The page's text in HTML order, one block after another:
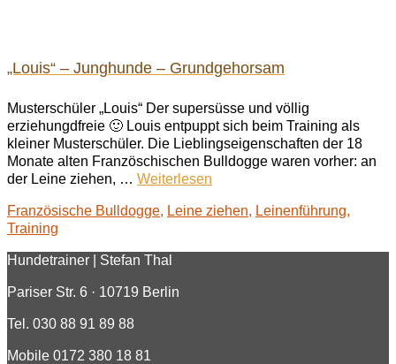
„Louis“ – Junghunde – Grundgehorsam
Musterschüler „Louis“ Der supersüsse und völlig
erziehungdfreie 🙂 Louis entpuppt sich beim Training als
kleiner Musterschüler. Die Lieblingseigenschaften der 18
Monate alten Französchischen Bulldogge waren vorher: an
der Leine ziehen, … Weiterlesen
Französische Bulldogge, Leine ziehen, Leinenführung,
Training
Hundetrainer | Stefan Thal
Pariser Str. 6 · 10719 Berlin
Tel. 030 88 91 89 88
Mobile 0172 380 18 81